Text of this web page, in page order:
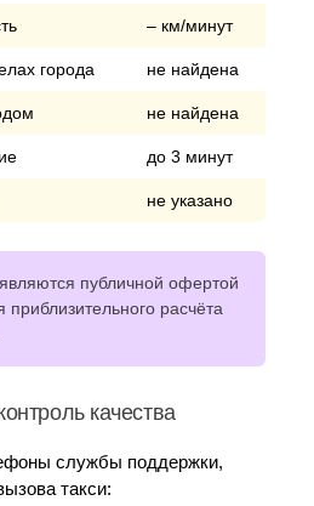
– км/минут
города не найдена
не найдена
до 3 минут
не указано
публичной офертой
расчёта
качества
службы поддержки,
такси: